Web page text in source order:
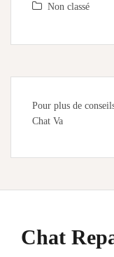
Non classé
Pour plus de
Chat Va
Chat